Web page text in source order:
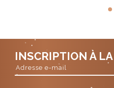
INSCRIPTION À